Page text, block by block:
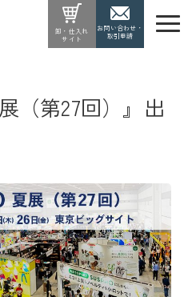
卸・仕入れ
サイト
お問い合わせ・
取引申請
（第27回）』出